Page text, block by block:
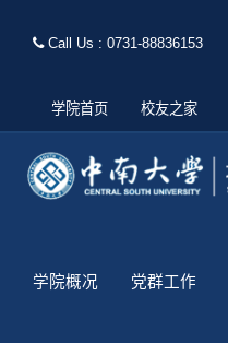
Call Us : 0731-88836153
学院首页 校友之家
学院概况 党群工作